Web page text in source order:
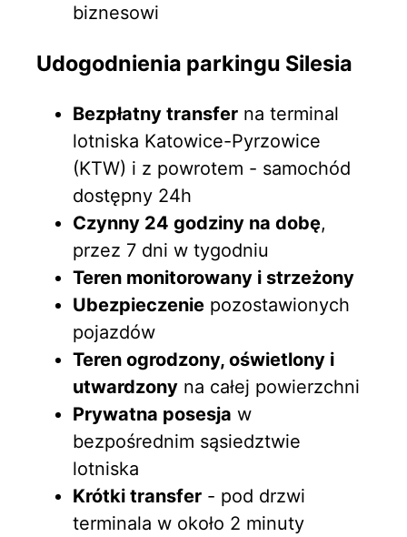
biznesowi
Udogodnienia parkingu Silesia
Bezpłatny transfer na terminal
lotniska Katowice-Pyrzowice
(KTW) i z powrotem - samochód
dostępny 24h
Czynny 24 godziny na dobę,
przez 7 dni w tygodniu
Teren monitorowany i strzeżony
Ubezpieczenie pozostawionych
pojazdów
Teren ogrodzony, oświetlony i
utwardzony na całej powierzchni
Prywatna posesja w
bezpośrednim sąsiedztwie
lotniska
Krótki transfer - pod drzwi
terminala w około 2 minuty